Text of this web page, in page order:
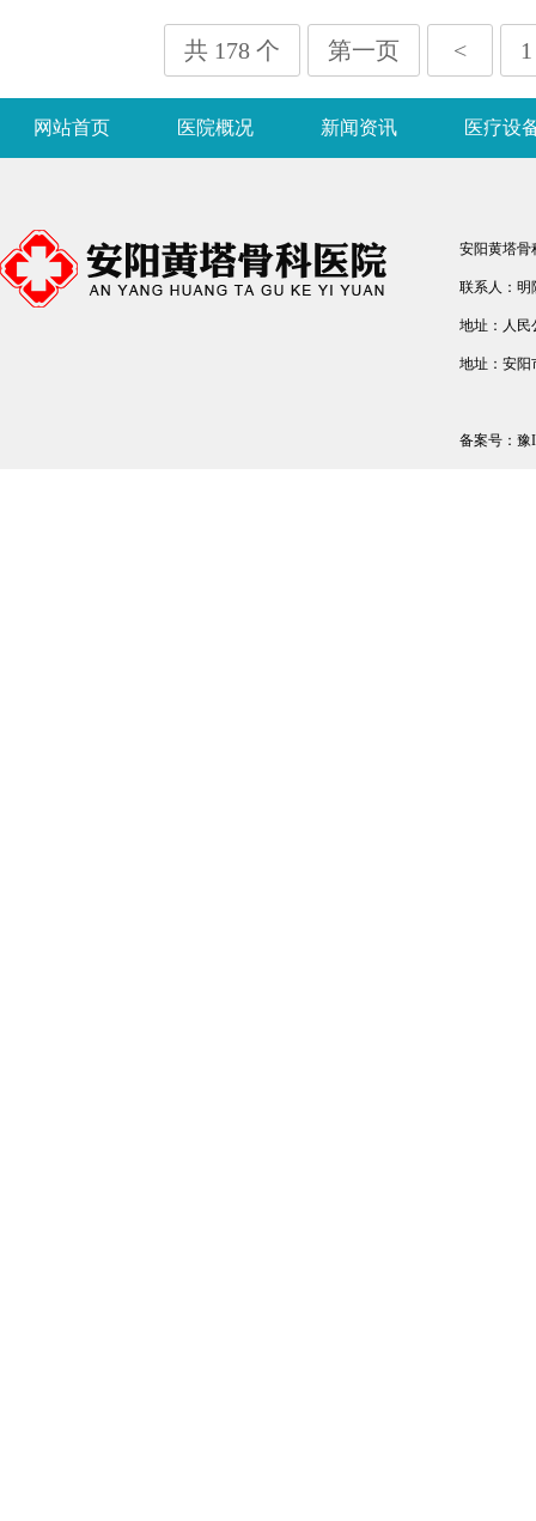
共 178 个 第一页 < 1
网站首页 医院概况 新闻资讯 医疗设
安阳黄塔骨
联系人：明
地址：人
地址：安阳
备案号： 豫